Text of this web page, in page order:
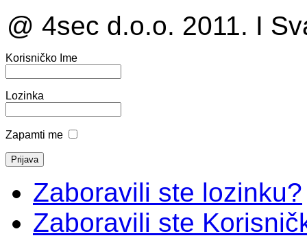
@ 4sec d.o.o. 2011. I
Korisničko Ime
Lozinka
Zapamti me
Zaboravili ste lozinku?
Zaboravili ste